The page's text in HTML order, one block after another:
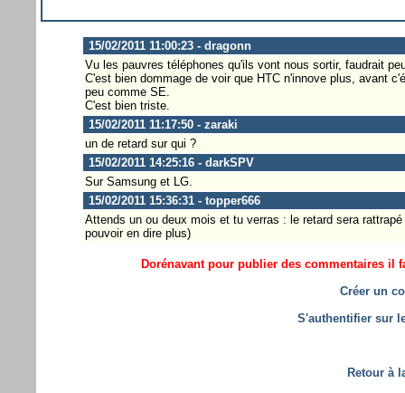
15/02/2011 11:00:23 - dragonn
Vu les pauvres téléphones qu'ils vont nous sortir, faudrait
C'est bien dommage de voir que HTC n'innove plus, avant
peu comme SE.
C'est bien triste.
15/02/2011 11:17:50 - zaraki
un de retard sur qui ?
15/02/2011 14:25:16 - darkSPV
Sur Samsung et LG.
15/02/2011 15:36:31 - topper666
Attends un ou deux mois et tu verras : le retard sera
pouvoir en dire plus)
Dorénavant pour publier des commentaires il
Créer un
S'authentifier sur
Retour à